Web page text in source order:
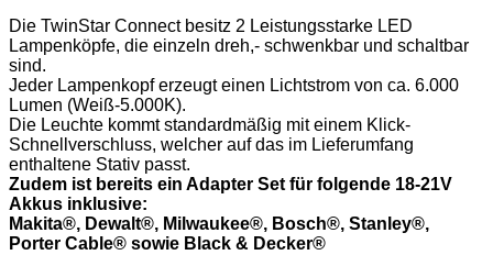
Die TwinStar Connect besitz 2 Leistungsstarke LED
Lampenköpfe, die einzeln dreh,- schwenkbar und schaltbar
sind.
Jeder Lampenkopf erzeugt einen Lichtstrom von ca. 6.000
Lumen (Weiß-5.000K).
Die Leuchte kommt standardmäßig mit einem Klick-
Schnellverschluss, welcher auf das im Lieferumfang
enthaltene Stativ passt.
Zudem ist bereits ein Adapter Set für folgende 18-21V
Akkus inklusive:
Makita®, Dewalt®, Milwaukee®, Bosch®, Stanley®,
Porter Cable® sowie Black & Decker®